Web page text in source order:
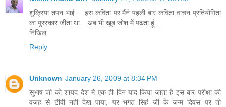
शुक्रिया तपन भाई.....इस कविता पर मैंने पहली बार कविता वाचन प्रतियोगिता
का पुरस्कार जीता था....अब भी खूब जोश में पढता हूं..
निखिल
Reply
Unknown January 26, 2009 at 8:34 PM
सुभाष जी को शायद देश मे एक ही दिन याद किया जाता है इस बार परीक्षा की
वजह से टीवी नही देख पाया, पर भगत सिहं जी के जन्म दिवस पर तो